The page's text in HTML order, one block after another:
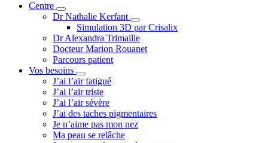
Centre
Dr Nathalie Kerfant
Simulation 3D par Crisalix
Dr Alexandra Trimaille
Docteur Marion Rouanet
Parcours patient
Vos besoins
J’ai l’air fatigué
J’ai l’air triste
J’ai l’air sévère
J’ai des taches pigmentaires
Je n’aime pas mon nez
Ma peau se relâche